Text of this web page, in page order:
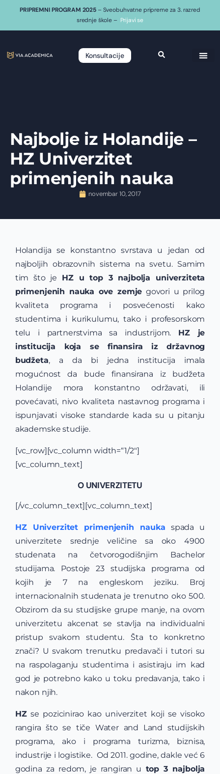
PRIPREMNI PROGRAM 2025 – Sveobuhvatne pripreme za 3. razred
srednje škole – Prijavi se
Konsultacije
Najbolje iz Holandije –
HZ Univerzitet
primenjenih nauka
novembar 10, 2017
Holandija se konstantno svrstava u jedan od
najboljih obrazovnih sistema na svetu. Samim
tim što je HZ u top 3 najbolja univerziteta
primenjenih nauka ove zemje govori u prilog
kvaliteta programa i posvećenosti kako
studentima i kurikulumu, tako i profesorskom
telu i partnerstvima sa industrijom. HZ je
institucija koja se finansira iz državnog
budžeta, a da bi jedna institucija imala
mogućnost da bude finansirana iz budžeta
Holandije mora konstantno održavati, ili
povećavati, nivo kvaliteta nastavnog programa i
ispunjavati visoke standarde kada su u pitanju
akademske studije.
[vc_row][vc_column width=“1/2″]
[vc_column_text]
O UNIVERZITETU
[/vc_column_text][vc_column_text]
HZ Univerzitet primenjenih nauka spada u
univerzitete srednje veličine sa oko 4900
studenata na četvorogodišnjim Bachelor
studijama. Postoje 23 studijska programa od
kojih je 7 na engleskom jeziku. Broj
internacionalnih studenata je trenutno oko 500.
Obzirom da su studijske grupe manje, na ovom
univerzitetu akcenat se stavlja na individualni
pristup svakom studentu. Šta to konkretno
znači? U svakom trenutku predavači i tutori su
na raspolaganju studentima i asistiraju im kad
god je potrebno kako u toku predavanja, tako i
nakon njih.
HZse pozicinirao kao univerzitet koji se visoko
rangira što se tiče Water and Land studijskih
programa, ako i programa turizma, biznisa,
industrije i logistike. Od 2011. godine, dakle već 6
godina za redom, je rangiran u top 3 najbolja